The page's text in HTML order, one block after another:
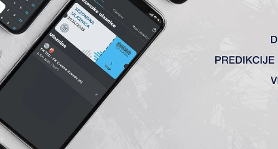
ANALIZA UTAKMICA
FK TSC
VS
OFK Vršac
1 : 0